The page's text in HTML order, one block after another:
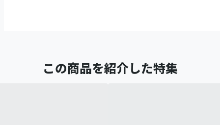
この商品を紹介した特集